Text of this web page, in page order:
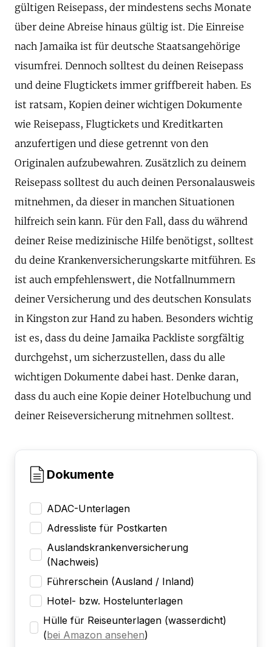
gültigen Reisepass, der mindestens sechs Monate
über deine Abreise hinaus gültig ist. Die Einreise
nach Jamaika ist für deutsche Staatsangehörige
visumfrei. Dennoch solltest du deinen Reisepass
und deine Flugtickets immer griffbereit haben. Es
ist ratsam, Kopien deiner wichtigen Dokumente
wie Reisepass, Flugtickets und Kreditkarten
anzufertigen und diese getrennt von den
Originalen aufzubewahren. Zusätzlich zu deinem
Reisepass solltest du auch deinen Personalausweis
mitnehmen, da dieser in manchen Situationen
hilfreich sein kann. Für den Fall, dass du während
deiner Reise medizinische Hilfe benötigst, solltest
du deine Krankenversicherungskarte mitführen. Es
ist auch empfehlenswert, die Notfallnummern
deiner Versicherung und des deutschen Konsulats
in Kingston zur Hand zu haben. Besonders wichtig
ist es, dass du deine Jamaika Packliste sorgfältig
durchgehst, um sicherzustellen, dass du alle
wichtigen Dokumente dabei hast. Denke daran,
dass du auch eine Kopie deiner Hotelbuchung und
deiner Reiseversicherung mitnehmen solltest.
Dokumente
ADAC-Unterlagen
Adressliste für Postkarten
Auslandskrankenversicherung
(Nachweis)
Führerschein (Ausland / Inland)
Hotel- bzw. Hostelunterlagen
Hülle für Reiseunterlagen (wasserdicht)
(bei Amazon ansehen)